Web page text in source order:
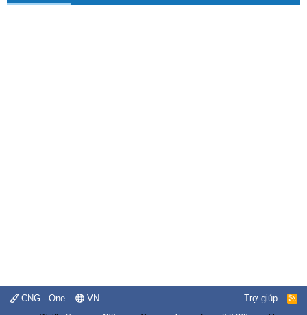
CNG - One VN Trợ giúp
R